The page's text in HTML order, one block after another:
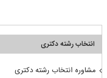
انتخاب رشته دکتری
مشاوره انتخاب رشته دکتری